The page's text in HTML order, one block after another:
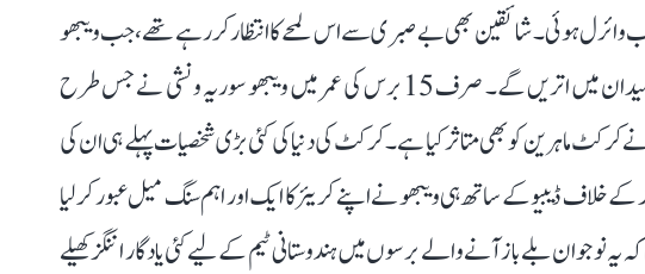
وائرل ہوئی۔ شائقین بھی بے صبری سے اس لمحے کا انتظار کر رہے تھے، جب ویبھو
پہلی مرتبہ ہندوستان کی سینئر ٹیم کے لیے میدان میں اتریں گے۔ صرف 15 برس کی عمر میں ویبھو سوریہ ونشی نے جس طرح
ماہرین کو بھی متاثر کیا ہے۔ کرکٹ کی دنیا کی کئی بڑی شخصیات پہلے ہی ان کی
خلاف ڈیبیو کے ساتھ ہی ویبھو نے اپنے کریئر کا ایک اور اہم سنگ میل عبور کر لیا
نوجوان بلے باز آنے والے برسوں میں ہندوستانی ٹیم کے لیے کئی یادگار اننگز کھیلے